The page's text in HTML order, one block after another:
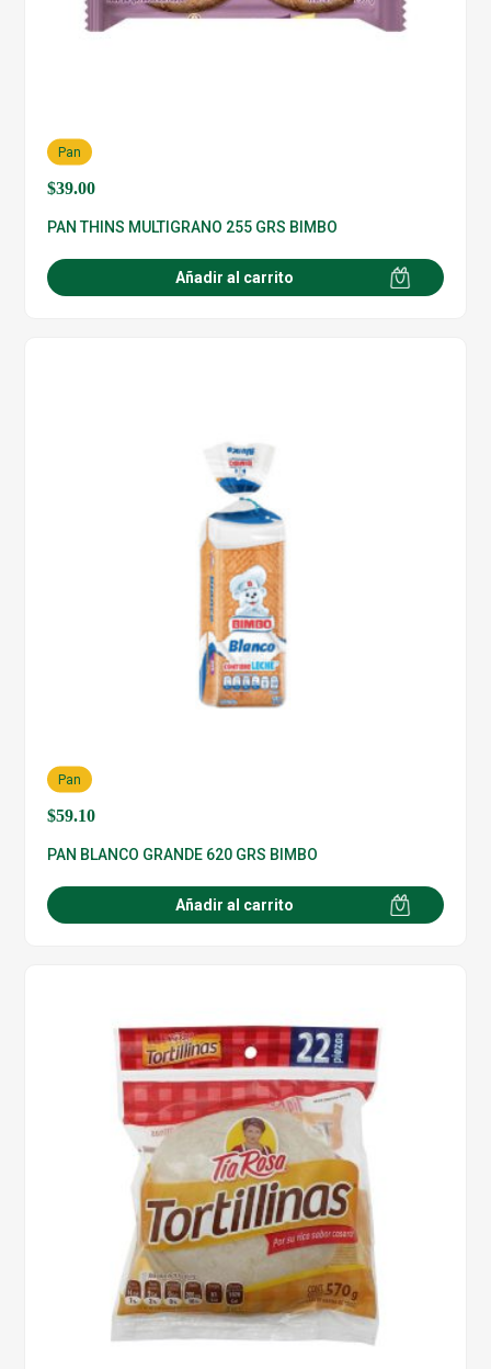
$39.00
Pan
PAN THINS MULTIGRANO 255 GRS BIMBO
Añadir al carrito
$59.10
Pan
PAN BLANCO GRANDE 620 GRS BIMBO
Añadir al carrito